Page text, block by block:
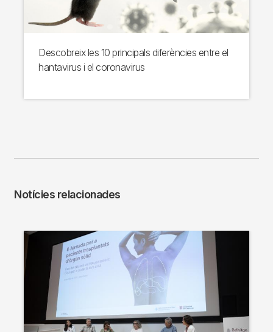
Descobreix les 10 principals diferències entre el
hantavirus i el coronavirus
Notícies relacionades